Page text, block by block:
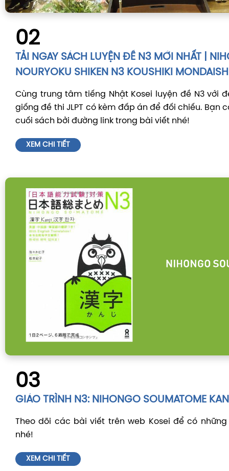
02
TẢI NGAY SÁCH LUYỆN ĐỀ N3 MỚI NHẤT |
NOURYOKU SHIKEN N3 KOUSHIKI
Cùng trung tâm tiếng Nhật Kosei luyện đề N3 với
giống đề thi JLPT có kèm đấp án để đối chiếu. Bạn
cuối sách bởi đường link trong bài viết nhé!
XEM CHI TIẾT
03
GIÁO TRÌNH N3: NIHONGO SOUMATOME
Theo dõi các bài viết trên web Kosei để có
nhé!
XEM CHI TIẾT